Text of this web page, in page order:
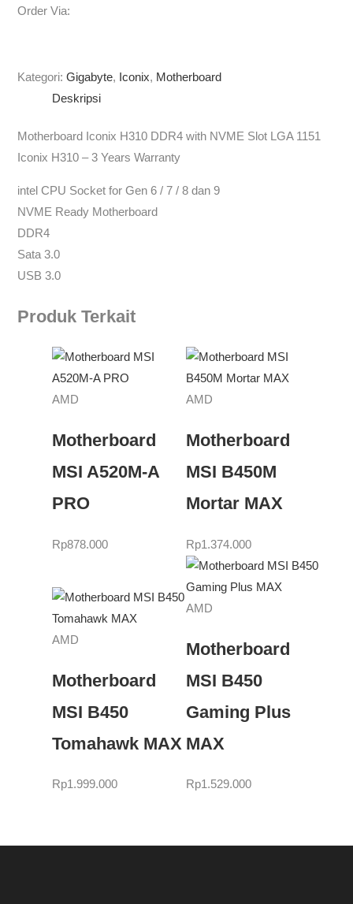
Order Via:
Kategori:Gigabyte, Iconix, Motherboard
Deskripsi
Motherboard Iconix H310 DDR4 with NVME Slot LGA 1151
Iconix H310 – 3 Years Warranty
intel CPU Socket for Gen 6 / 7 / 8 dan 9
NVME Ready Motherboard
DDR4
Sata 3.0
USB 3.0
Produk Terkait
AMD
Motherboard
MSI A520M-A
PRO
Rp878.000
AMD
Motherboard
MSI B450M
Mortar MAX
Rp1.374.000
AMD
Motherboard
MSI B450
Tomahawk MAX
Rp1.999.000
AMD
Motherboard
MSI B450
Gaming Plus
MAX
Rp1.529.000